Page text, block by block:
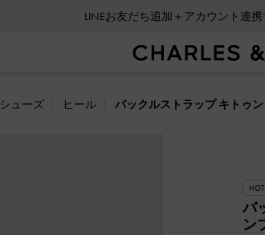
LINEお友だち追加＋アカウント連
シューズ ヒール バックルストラップ キトゥ
HOT
バ
ン